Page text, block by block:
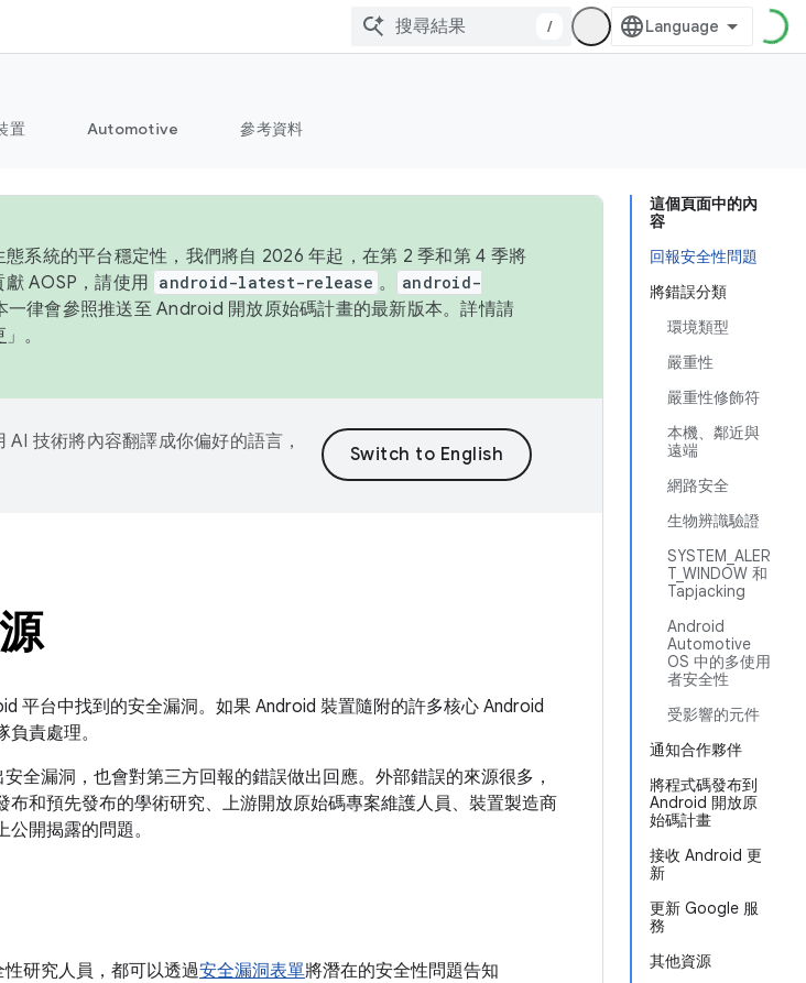
/
置 Automotive 參考資料
這個頁面中的內
容
回報安全性問題
將錯誤分類
環境類型
嚴重性
嚴重性修飾符
本機、鄰近與
遠端
網路安全
生物辨識驗證
SYSTEM_ALER
T_WINDOW 和
Tapjacking
Android
Automotive
OS 中的多使用
者安全性
受影響的元件
通知合作夥伴
將程式碼發布到
Android 開放原
始碼計畫
接收 Android 更
新
更新 Google 服
務
其他資源
系統的平台穩定性，我們將自 2026 年起，在第 2 季和第 4 季將
AOSP，請使用 android-latest-release 。
android-
一律會參照推送至 Android 開放原始碼計畫的最新版本。詳情請
」。
技術將內容翻譯成你偏好的語言，
平台中找到的安全漏洞。如果 Android 裝置隨附的許多核心 Android
責處理。
全漏洞，也會對第三方回報的錯誤做出回應。外部錯誤的來源很多，
布和預先發布的學術研究、上游開放原始碼專案維護人員、裝置製造商
開揭露的問題。
研究人員，都可以透過安全漏洞表單將潛在的安全性問題告知